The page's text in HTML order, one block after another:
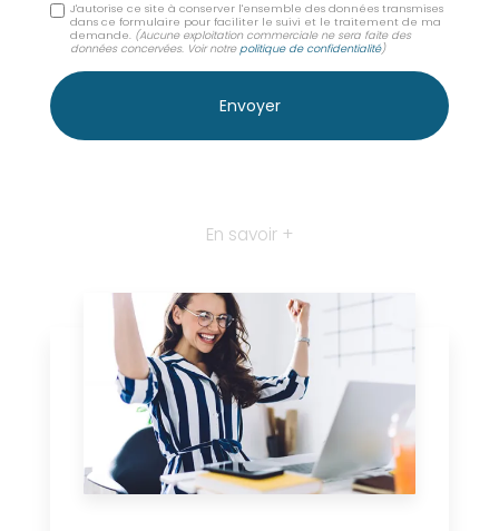
J'autorise ce site à conserver l'ensemble des données transmises
dans ce formulaire pour faciliter le suivi et le traitement de ma
demande. (Aucune exploitation commerciale ne sera faite des
données concervées. Voir notrepolitique de confidentialité)
En savoir +